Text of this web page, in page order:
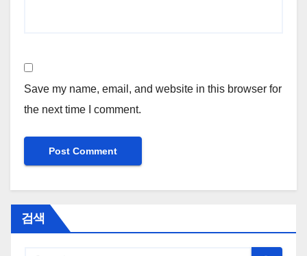
Save my name, email, and website in this browser for
the next time I comment.
검색